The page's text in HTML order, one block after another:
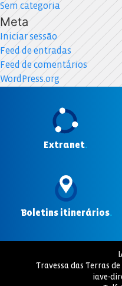
Sem categoria
Meta
Iniciar sessão
Feed de entradas
Feed de comentários
WordPress.org
Extranet.
Boletins itinerários.
Travessa das Terras de
iave-